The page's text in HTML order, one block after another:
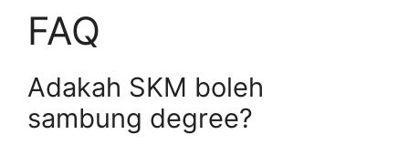
FAQ
Adakah SKM boleh
sambung degree?